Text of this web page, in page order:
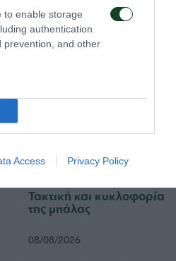
to enable storage
authentication
prevention, and other
Access Privacy Policy
Τακτική και κυκλοφορία
της μπάλας
08/08/2026